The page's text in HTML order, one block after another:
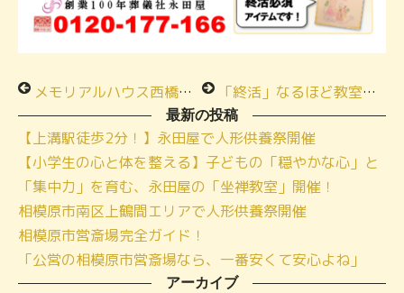
メモリアルハウス西橋本★オープン内覧会★3月6日・7日 「終活」なるほど教室 季節のお料理お食事会 ★ 富士見斎場
最新の投稿
【上溝駅徒歩2分！】永田屋で人形供養祭開催
【小学生の心と体を整える】子どもの「穏やかな心」と
「集中力」を育む、永田屋の「坐禅教室」開催！
相模原市南区上鶴間エリアで人形供養祭開催
相模原市営斎場完全ガイド！
「公営の相模原市営斎場なら、一番安くて安心よね」
アーカイブ